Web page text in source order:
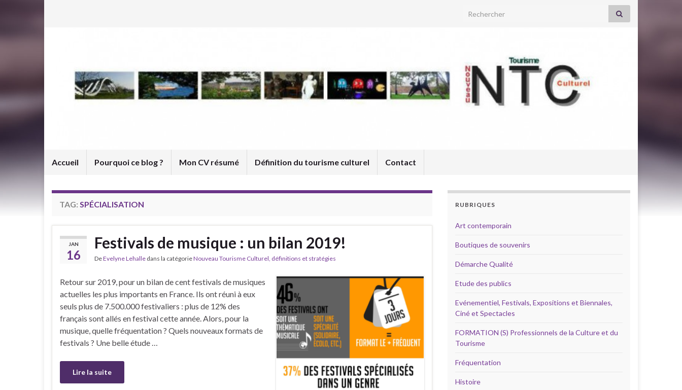
Search for:
Accueil Pourquoi ce blog ? Mon CV résumé Définition du tourisme culturel Contact
TAG: SPÉCIALISATION
JAN
16
Festivals de musique : un bilan 2019!
DeEvelyne Lehalle dans la catégorieNouveau Tourisme Culturel, définitions et stratégies
Retour sur 2019, pour un bilan de cent festivals de musiques
actuelles les plus importants en France. Ils ont réuni à eux
seuls plus de 7.500.000 festivaliers : plus de 12% des
français sont allés en festival cette année. Alors, pour la
musique, quelle fréquentation ? Quels nouveaux formats de
festivals ? Une belle étude …
Lire la suite
RUBRIQUES
Art contemporain
Boutiques de souvenirs
Démarche Qualité
Etude des publics
Evénementiel, Festivals, Expositions et Biennales,
Ciné et Spectacles
FORMATION (S) Professionnels de la Culture et du
Tourisme
Fréquentation
Histoire